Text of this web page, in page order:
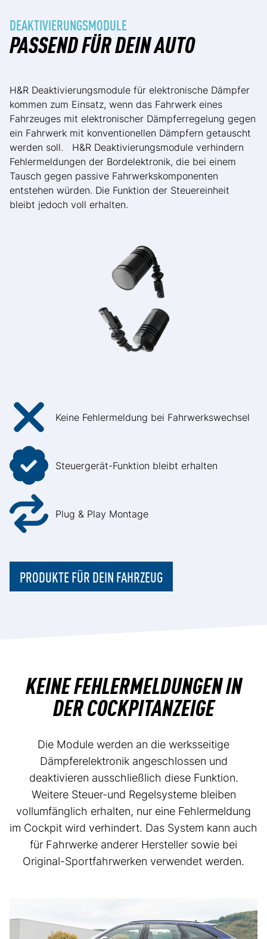
DEAKTIVIERUNGSMODULE
PASSEND FÜR DEIN AUTO
H&R Deaktivierungsmodule für elektronische Dämpfer
kommen zum Einsatz, wenn das Fahrwerk eines
Fahrzeuges mit elektronischer Dämpferregelung gegen
ein Fahrwerk mit konventionellen Dämpfern getauscht
werden soll. H&R Deaktivierungsmodule verhindern
Fehlermeldungen der Bordelektronik, die bei einem
Tausch gegen passive Fahrwerkskomponenten
entstehen würden. Die Funktion der Steuereinheit
bleibt jedoch voll erhalten.
Keine Fehlermeldung bei Fahrwerkswechsel
Steuergerät-Funktion bleibt erhalten
Plug & Play Montage
PRODUKTE FÜR DEIN FAHRZEUG
KEINE FEHLERMELDUNGEN IN
DER COCKPITANZEIGE
Die Module werden an die werksseitige
Dämpferelektronik angeschlossen und
deaktivieren ausschließlich diese Funktion.
Weitere Steuer-und Regelsysteme bleiben
vollumfänglich erhalten, nur eine Fehlermeldung
im Cockpit wird verhindert. Das System kann auch
für Fahrwerke anderer Hersteller sowie bei
Original-Sportfahrwerken verwendet werden.